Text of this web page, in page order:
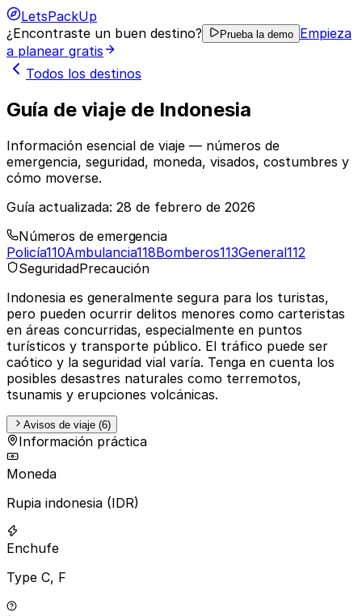
LetsPackUp
¿Encontraste un buen destino?
Prueba la demo Empieza
a planear gratis
Todos los destinos
Guía de viaje de Indonesia
Información esencial de viaje — números de
emergencia, seguridad, moneda, visados, costumbres y
cómo moverse.
Guía actualizada: 28 de febrero de 2026
Números de emergencia
Policía110Ambulancia118Bomberos113General112
SeguridadPrecaución
Indonesia es generalmente segura para los turistas,
pero pueden ocurrir delitos menores como carteristas
en áreas concurridas, especialmente en puntos
turísticos y transporte público. El tráfico puede ser
caótico y la seguridad vial varía. Tenga en cuenta los
posibles desastres naturales como terremotos,
tsunamis y erupciones volcánicas.
Avisos de viaje (6)
Información práctica
Moneda
Rupia indonesia (IDR)
Enchufe
Type C, F